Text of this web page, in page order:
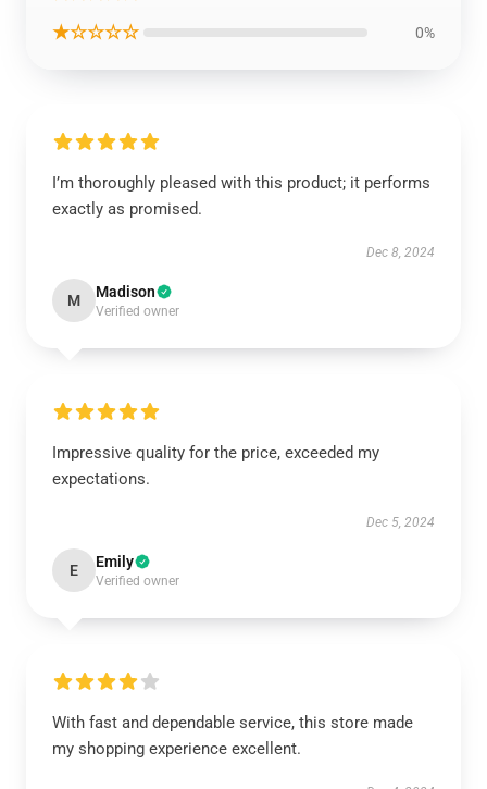
★☆☆☆☆ 0%
I’m thoroughly pleased with this product; it performs
exactly as promised.
Dec 8, 2024
M Madison
Verified owner
Impressive quality for the price, exceeded my
expectations.
Dec 5, 2024
E Emily
Verified owner
With fast and dependable service, this store made
my shopping experience excellent.